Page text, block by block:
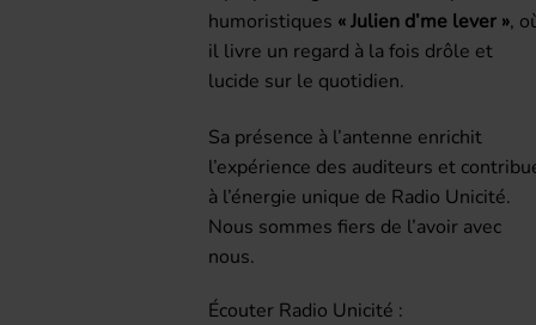
humoristiques « Julien d’me lever »,
il livre un regard à la fois drôle et
lucide sur le quotidien.
Sa présence à l’antenne enrichit
l’expérience des auditeurs et
à l’énergie unique de Radio Unicité.
Nous sommes fiers de l’avoir avec
nous.
Écouter Radio Unicité :